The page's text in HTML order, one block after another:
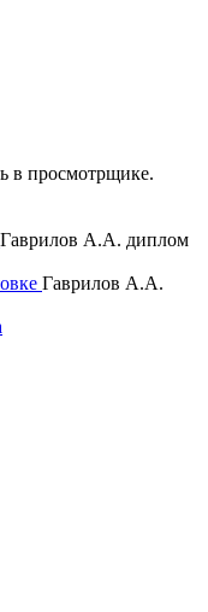
в просмотрщике.
Гаврилов А.А. диплом
Гаврилов А.А.